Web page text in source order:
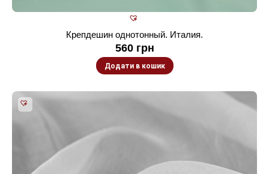
Крепдешин однотонный. Италия.
560 грн
Додати в кошик